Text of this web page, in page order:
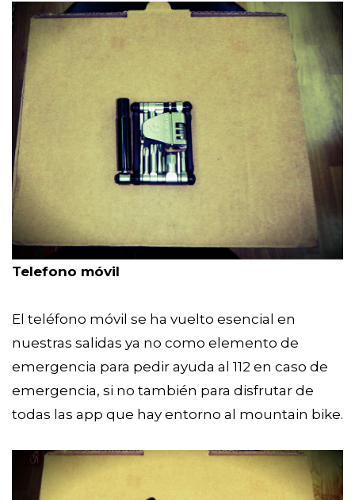
Telefono móvil
El teléfono móvil se ha vuelto esencial en
nuestras salidas ya no como elemento de
emergencia para pedir ayuda al 112 en caso de
emergencia, si no también para disfrutar de
todas las app que hay entorno al mountain bike.